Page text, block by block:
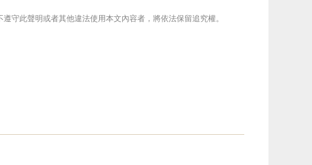
守此聲明或者其他違法使用本文內容者，將依法保留追究權。